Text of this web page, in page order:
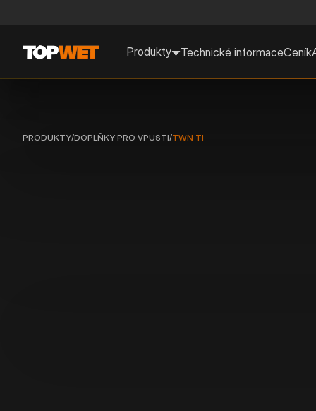
Produkty Technické informaceCeník
PRODUKTY/DOPLŇKY PRO VPUSTI/TWN TI